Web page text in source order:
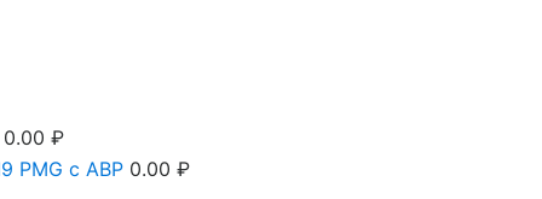
0.00 ₽
PMG c АВР 0.00 ₽